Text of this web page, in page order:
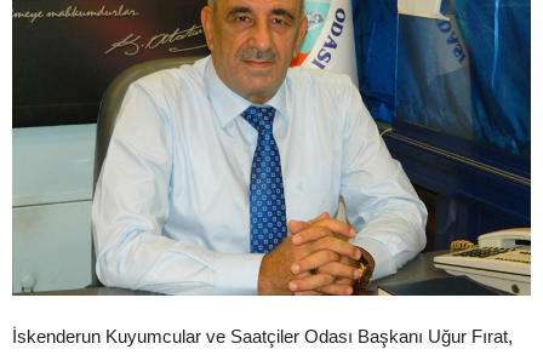
İskenderun Kuyumcular ve Saatçiler Odası Başkanı Uğur Fırat,